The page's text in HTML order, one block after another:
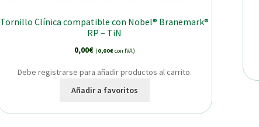
Tornillo Clínica compatible con Nobel® Branemark®
RP – TiN
0,00€ (0,00€con IVA)
Debe registrarse para añadir productos al carrito.
Añadir a favoritos